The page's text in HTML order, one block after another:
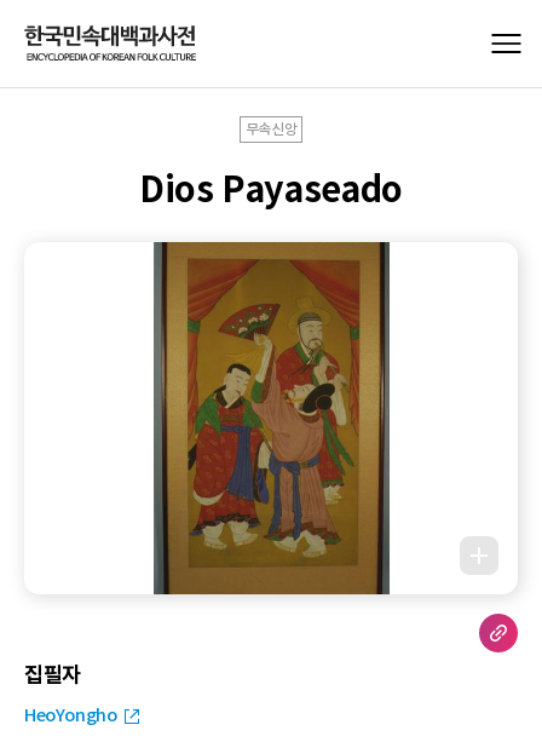
무속신앙
Dios Payaseado
집필자
HeoYongho